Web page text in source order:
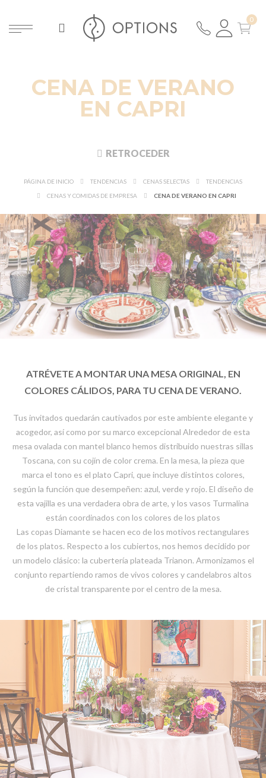
CENA DE VERANO
EN CAPRI
RETROCEDER
PÁGINA DE INICIO TENDENCIAS CENAS SELECTAS
TENDENCIAS
CENAS Y COMIDAS DE EMPRESA
CENA DE VERANO EN CAPRI
ATRÉVETE A MONTAR UNA MESA ORIGINAL, EN
COLORES CÁLIDOS, PARA TU CENA DE VERANO.
Tus invitados quedarán cautivados por este ambiente elegante y
acogedor, así como por su marco excepcional Alrededor de esta
mesa ovalada con mantel blanco hemos distribuido nuestras sillas
Toscana, con su cojín de color crema. En la mesa, la pieza que
marca el tono es el plato Capri, que incluye distintos colores,
según la función que desempeñen: azul, verde y rojo. El diseño de
esta vajilla es una verdadera obra de arte, y los vasos Turmalina
están coordinados con los colores de los platos
Las copas Diamante se hacen eco de los motivos rectangulares
de los platos. Respecto a los cubiertos, nos hemos decidido por
un modelo clásico: la cubertería plateada Trianon. Armonizamos el
conjunto repartiendo ramos de vivos colores y candelabros altos
de cristal transparente por el centro de la mesa.